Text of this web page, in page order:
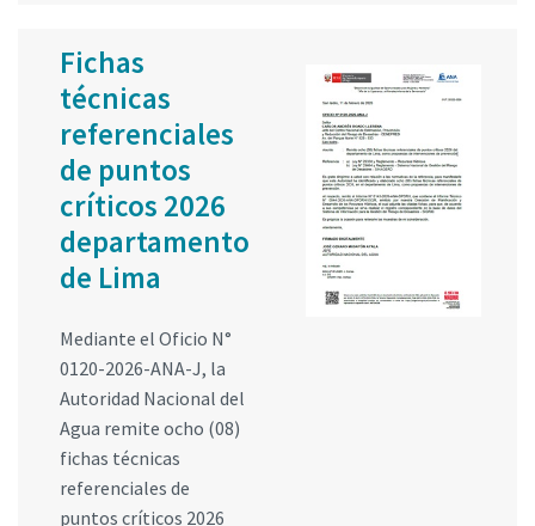
Fichas
técnicas
referenciales
de puntos
críticos 2026
departamento
de Lima
Mediante el Oficio N°
0120-2026-ANA-J, la
Autoridad Nacional del
Agua remite ocho (08)
fichas técnicas
referenciales de
puntos críticos 2026